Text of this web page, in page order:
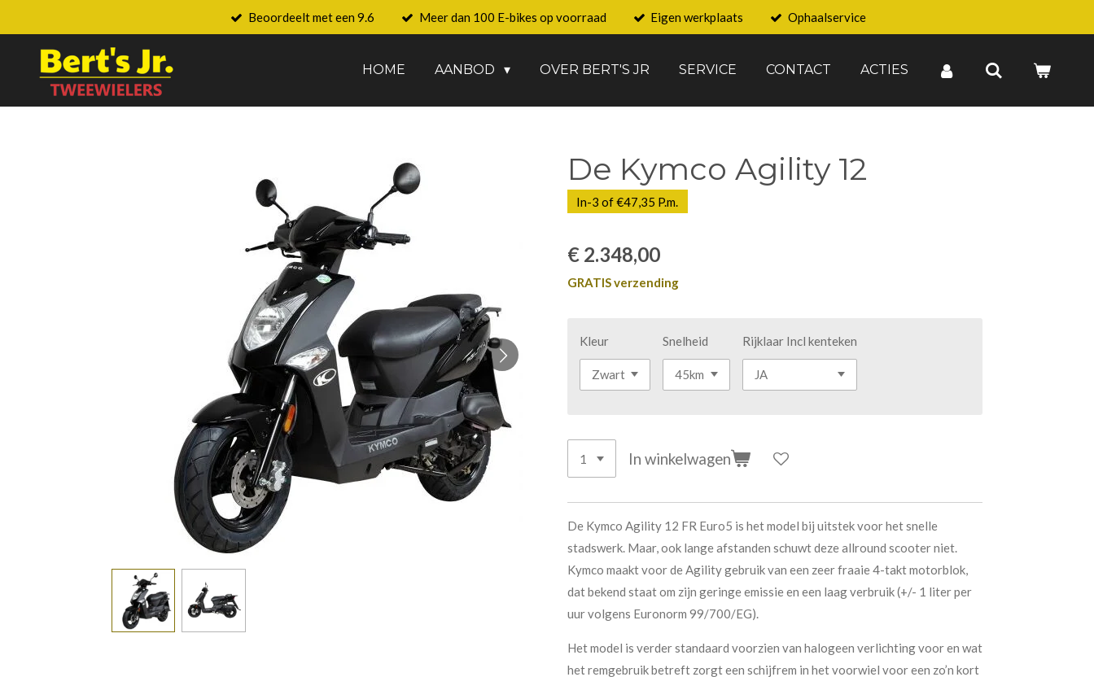
hoofdinhoud
Beoordeelt met een 9.6 Meer dan 100 E-bikes op voorraad Eigen werkplaats Ophaalservice
HOME AANBOD OVER BERT'S JR SERVICE CONTACT ACTIES
De Kymco Agility 12
In-3 of €47,35 P.m.
€ 2.348,00
GRATIS verzending
Kleur Snelheid Rijklaar Incl kenteken
In winkelwagen
De Kymco Agility 12 FR Euro5 is het model bij uitstek voor het snelle
stadswerk. Maar, ook lange afstanden schuwt deze allround scooter niet.
Kymco maakt voor de Agility gebruik van een zeer fraaie 4-takt motorblok,
dat bekend staat om zijn geringe emissie en een laag verbruik (+/- 1 liter per
uur volgens Euronorm 99/700/EG).
Het model is verder standaard voorzien van halogeen verlichting voor en wat
het remgebruik betreft zorgt een schijfrem in het voorwiel voor een zo’n kort